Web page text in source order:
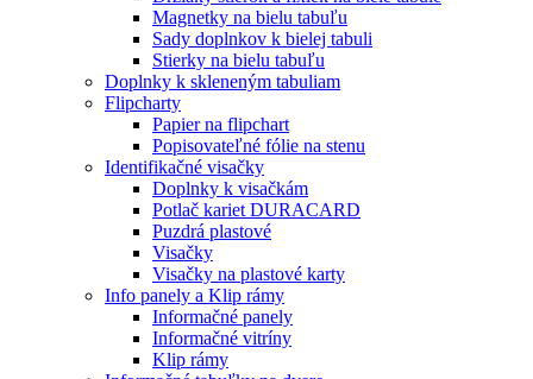
Magnetky na bielu tabuľu
Sady doplnkov k bielej tabuli
Stierky na bielu tabuľu
Doplnky k skleneným tabuliam
Flipcharty
Papier na flipchart
Popisovateľné fólie na stenu
Identifikačné visačky
Doplnky k visačkám
Potlač kariet DURACARD
Puzdrá plastové
Visačky
Visačky na plastové karty
Info panely a Klip rámy
Informačné panely
Informačné vitríny
Klip rámy